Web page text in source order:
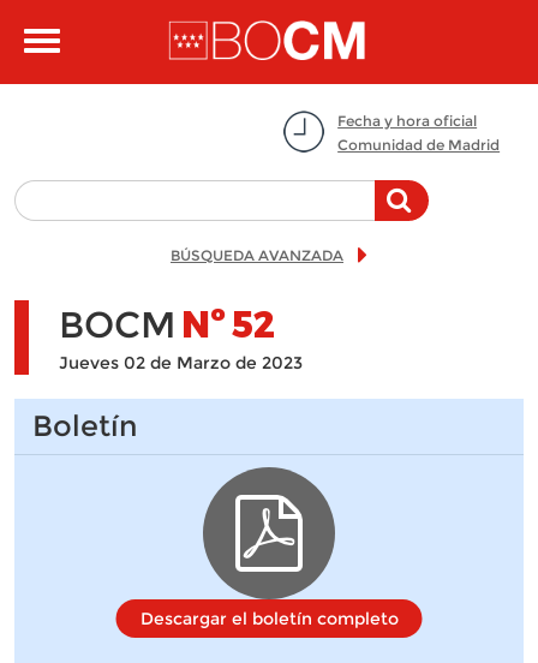
Toggle
Fecha y hora oficial
Comunidad de Madrid
BÚSQUEDA AVANZADA
BOCM Nº52
Jueves 02 de Marzo de 2023
Boletín
Descargar el boletín completo